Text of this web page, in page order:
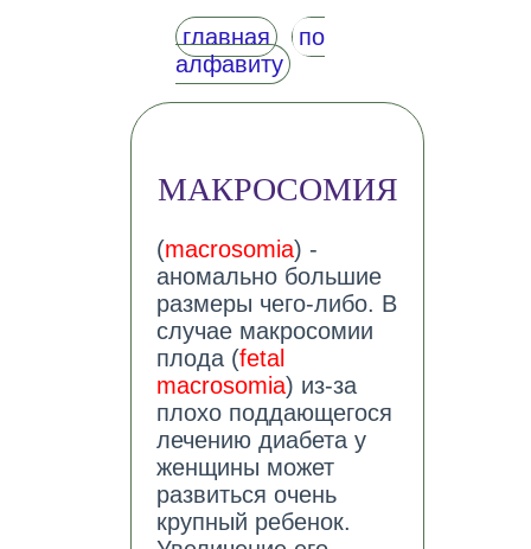
главная
по
алфавиту
МАКРОСОМИЯ
(macrosomia) -
аномально большие
размеры чего-либо. В
случае макросомии
плода (fetal
macrosomia) из-за
плохо поддающегося
лечению диабета у
женщины может
развиться очень
крупный ребенок.